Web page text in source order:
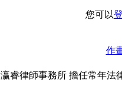
您可以
作
瀛睿律師事務所 擔任常年法